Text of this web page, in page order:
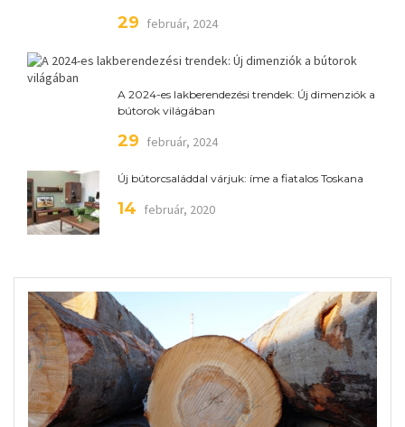
29 február, 2024
A 2024-es lakberendezési trendek: Új dimenziók a
bútorok világában
29 február, 2024
Új bútorcsaláddal várjuk: íme a fiatalos Toskana
14 február, 2020